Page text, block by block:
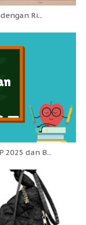
Ri...
2025 dan B...